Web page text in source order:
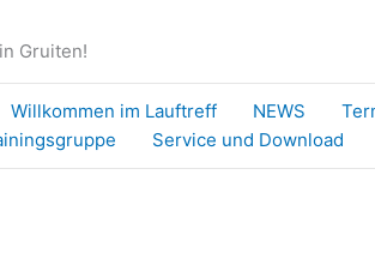
Gruiten!
Willkommen im Lauftreff NEWS
Service und Download